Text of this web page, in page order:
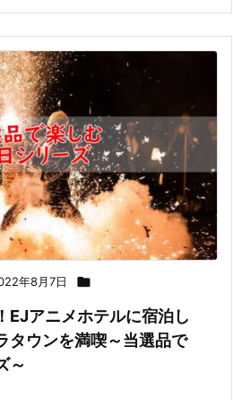
年8月7日 
EJアニメホテルに宿泊し
タウンを満喫～当選品で
～